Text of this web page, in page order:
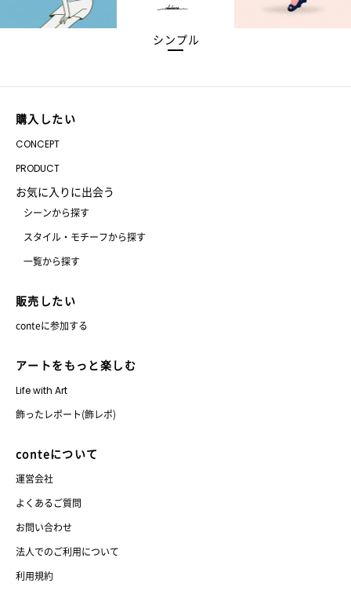
シンプル
購入したい
CONCEPT
PRODUCT
お気に入りに出会う
シーンから探す
スタイル・モチーフから探す
一覧から探す
販売したい
conteに参加する
アートをもっと楽しむ
Life with Art
飾ったレポート(飾レポ)
conteについて
運営会社
よくあるご質問
お問い合わせ
法人でのご利用について
利用規約